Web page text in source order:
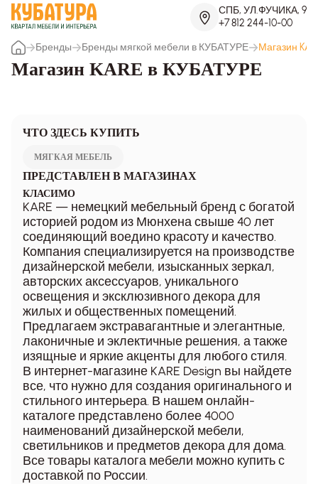
СПБ, УЛ.ФУЧИКА, 9
+7 812 244-10-00
Бренды
Бренды мягкой мебели в КУБАТУРЕ Магазин
Магазин KARE в КУБАТУРЕ
ЧТО ЗДЕСЬ КУПИТЬ
МЯГКАЯ МЕБЕЛЬ
ПРЕДСТАВЛЕН В МАГАЗИНАХ
КЛАСИМО
KARE — немецкий мебельный бренд с богатой
историей родом из Мюнхена свыше 40 лет
соединяющий воедино красоту и качество.
Компания специализируется на производстве
дизайнерской мебели, изысканных зеркал,
авторских аксессуаров, уникального
освещения и эксклюзивного декора для
жилых и общественных помещений.
Предлагаем экстравагантные и элегантные,
лаконичные и эклектичные решения, а также
изящные и яркие акценты для любого стиля.
В интернет-магазине KARE Design вы найдете
все, что нужно для создания оригинального и
стильного интерьера. В нашем онлайн-
каталоге представлено более 4000
наименований дизайнерской мебели,
светильников и предметов декора для дома.
Все товары каталога мебели можно купить с
доставкой по России.